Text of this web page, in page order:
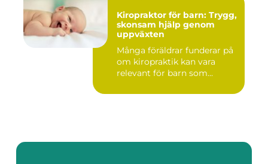
Kiropraktor för barn: Trygg,
skonsam hjälp genom
uppväxten
Många föräldrar funderar på
om kiropraktik kan vara
relevant för barn som...